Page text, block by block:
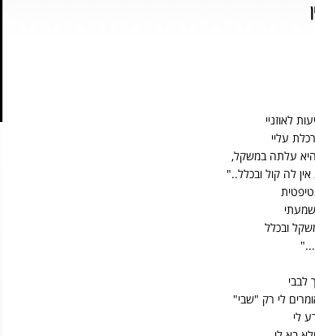
לאוזניי
עליי
היא עלתה במשקל,
לה קול ובכלל.."
ובכלל
לבבי
לי רק "שבי"
לי